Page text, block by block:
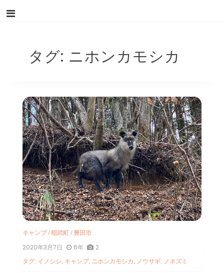
タグ: ニホンカモシカ
キャンプ/稲武町/ 豊田市
2020年3月7日 6年 2
タグ: イノシシ, キャンプ, ニホンカモシカ, ノウサギ, ノネズミ